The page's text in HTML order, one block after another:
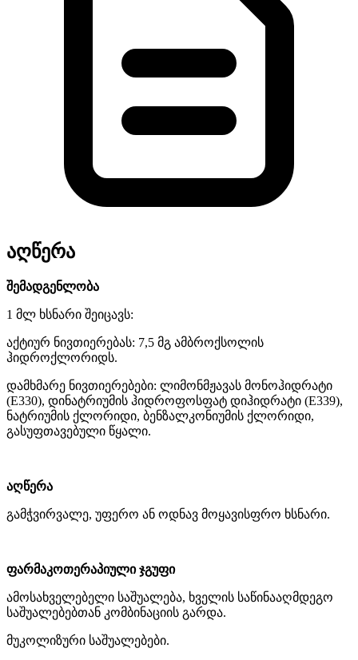
აღწერა
შემადგენლობა
1 მლ ხსნარი შეიცავს:
აქტიურ ნივთიერებას: 7,5 მგ ამბროქსოლის
ჰიდროქლორიდს.
დამხმარე ნივთიერებები: ლიმონმჟავას მონოჰიდრატი
(E330), დინატრიუმის ჰიდროფოსფატ დიჰიდრატი (E339),
ნატრიუმის ქლორიდი, ბენზალკონიუმის ქლორიდი,
გასუფთავებული წყალი.
აღწერა
გამჭვირვალე, უფერო ან ოდნავ მოყავისფრო ხსნარი.
ფარმაკოთერაპიული ჯგუფი
ამოსახველებელი საშუალება, ხველის საწინააღმდეგო
საშუალებებთან კომბინაციის გარდა.
მუკოლიზური საშუალებები.